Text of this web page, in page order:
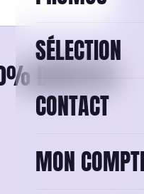
SÉLECTION
CONTACT
MON
DELTA 10